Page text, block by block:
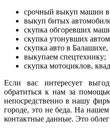
срочный выкуп машин в
выкуп битых
скупка обгоревших
скупка утонувших
скупка авто в
выкупаем спецтехнику;
скупка мотоциклов,
Если вас интересует
обратиться к нам за
непосредственно в нашу
городе, это не беда. На
контактные данные. Это